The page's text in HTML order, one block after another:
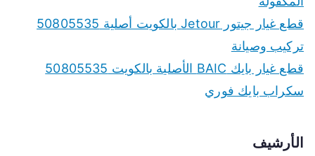
قطع غيار جيتور Jetour بالكويت أصلية 50805535
تركيب وصيانة
قطع غيار بايك BAIC الأصلية بالكويت 50805535
سكراب بايك فوري
الأرشيف